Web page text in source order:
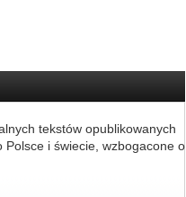
tekstów opublikowanych
Polsce i świecie, wzbogacone o